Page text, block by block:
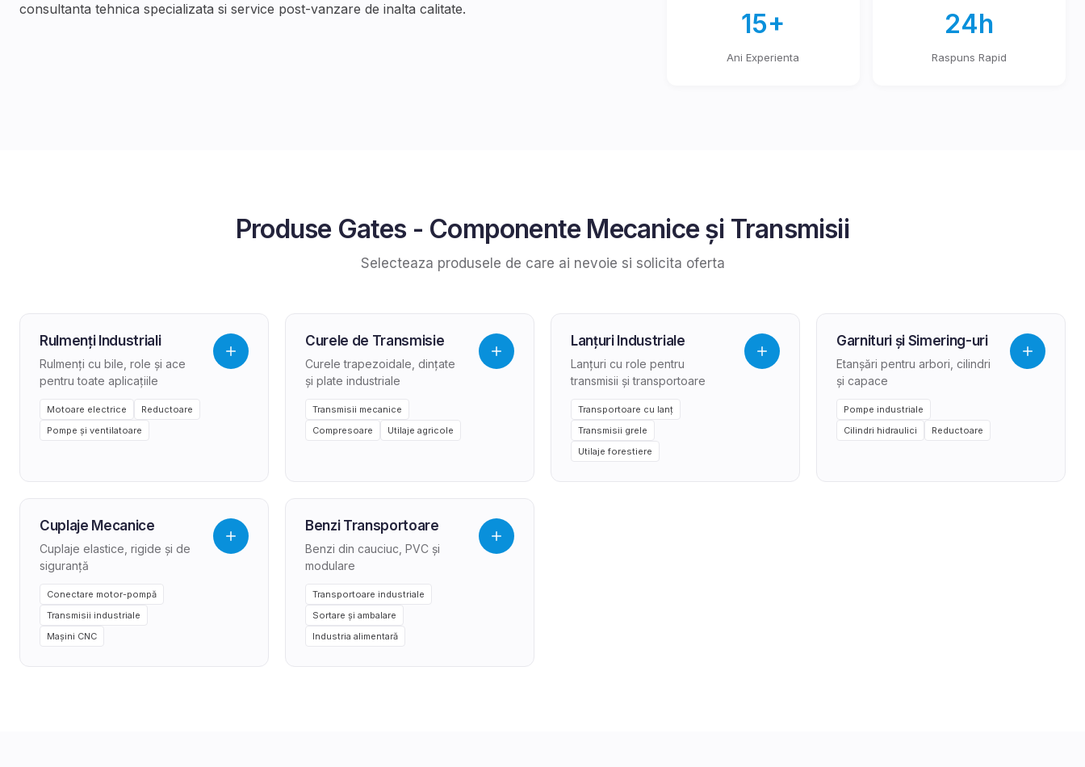
consultanta tehnica specializata si service post-vanzare de inalta calitate.
15+
Ani Experienta
24h
Raspuns Rapid
Produse Gates - Componente Mecanice și Transmisii
Selecteaza produsele de care ai nevoie si solicita oferta
Rulmenți Industriali
Rulmenți cu bile, role și ace
pentru toate aplicațiile
Motoare electrice
Reductoare
Pompe și ventilatoare
Curele de Transmisie
Curele trapezoidale, dințate
și plate industriale
Transmisii mecanice
Compresoare
Utilaje agricole
Lanțuri Industriale
Lanțuri cu role pentru
transmisii și transportoare
Transportoare cu lanț
Transmisii grele
Utilaje forestiere
Garnituri și Simering-uri
Etanșări pentru arbori, cilindri
și capace
Pompe industriale
Cilindri hidraulici
Reductoare
Cuplaje Mecanice
Cuplaje elastice, rigide și de
siguranță
Conectare motor-pompă
Transmisii industriale
Mașini CNC
Benzi Transportoare
Benzi din cauciuc, PVC și
modulare
Transportoare industriale
Sortare și ambalare
Industria alimentară